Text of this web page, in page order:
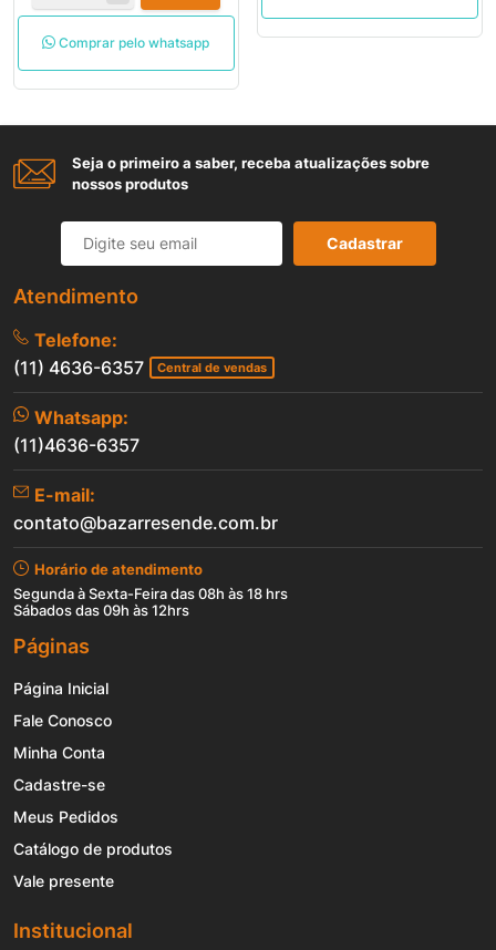
Comprar pelo whatsapp
Seja o primeiro a saber, receba atualizações sobre
nossos produtos
Cadastrar
Atendimento
Telefone:
(11) 4636-6357
Central de vendas
Whatsapp:
(11)4636-6357
E-mail:
contato@bazarresende.com.br
Horário de atendimento
Segunda à Sexta-Feira das 08h às 18 hrs
Sábados das 09h às 12hrs
Páginas
Página Inicial
Fale Conosco
Minha Conta
Cadastre-se
Meus Pedidos
Catálogo de produtos
Vale presente
Institucional